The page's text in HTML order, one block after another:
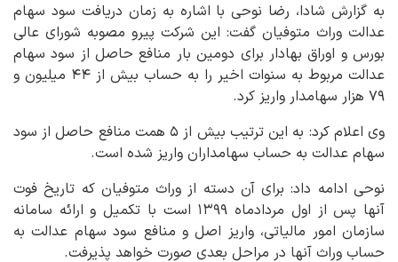
به گزارش شادا، رضا نوحی با اشاره به زمان دریافت سود سهام
عدالت وراث متوفیان گفت: این شرکت پیرو مصوبه شورای عالی
بورس و اوراق بهادار برای دومین بار منافع حاصل از سود سهام
عدالت مربوط به سنوات اخیر را به حساب بیش از ۴۴ میلیون و
۷۹ هزار سهامدار واریز کرد.
وی اعلام کرد: به این ترتیب بیش از ۵ همت منافع حاصل از سود
سهام عدالت به حساب سهامداران واریز شده است.
نوحی ادامه داد: برای آن دسته از وراث متوفیان که تاریخ فوت
آنها پس از اول مردادماه ۱۳۹۹ است با تکمیل و ارائه سامانه
سازمان امور مالیاتی، واریز اصل و منافع سود سهام عدالت به
حساب وراث آنها در مراحل بعدی صورت خواهد پذیرفت.